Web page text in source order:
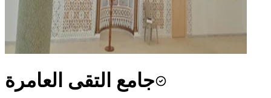
جامع التقى العامرة